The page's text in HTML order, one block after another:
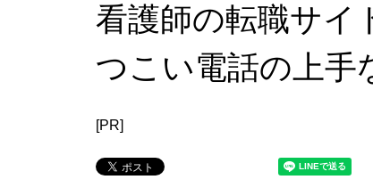
看護師の転職サイ
つこい電話の上手
[PR]